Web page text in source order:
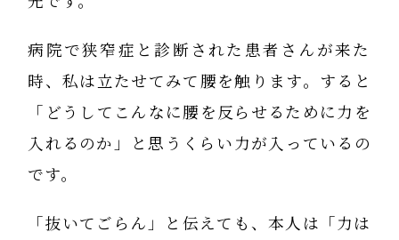
病院で狭窄症と診断された患者さんが来た
時、私は立たせてみて腰を触ります。すると
「どうしてこんなに腰を反らせるために力を
入れるのか」と思うくらい力が入っているの
です。
「抜いてごらん」と伝えても、本人は「力は